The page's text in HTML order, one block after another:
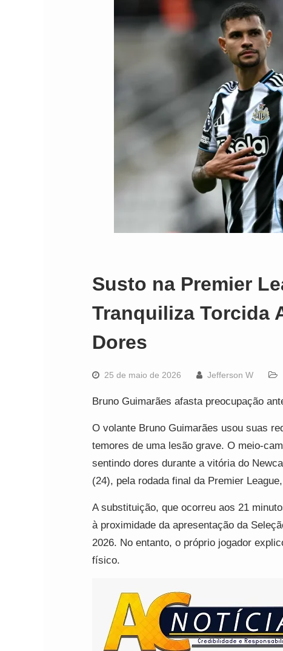
Susto na Premier
Tranquiliza Torcida
Dores
25 de maio de 2026 Jefferson W
Bruno Guimarães afasta preocupação
O volante Bruno Guimarães usou suas
temores de uma lesão grave. O meio-
sentindo dores durante a vitória do
(24), pela rodada final da Premier
A substituição, que ocorreu aos 21
à proximidade da apresentação da
2026. No entanto, o próprio jogador
físico.